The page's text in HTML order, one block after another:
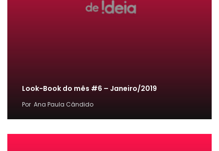
Look-Book do mês #6 – Janeiro/2019
Por Ana Paula Cândido